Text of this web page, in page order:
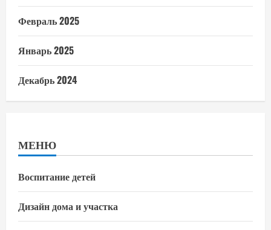
Февраль 2025
Январь 2025
Декабрь 2024
МЕНЮ
Воспитание детей
Дизайн дома и участка